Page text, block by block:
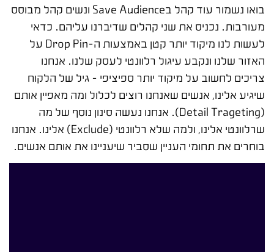
בואו נשמור עוד קהל בSave Audience ונשים קהל מבוסס
מעורבות. נכניס את שני קהלים שדיברנו עליהם. כדאי
לעשות לנו מיקוד יותר קטן באמצעות ה-Drop Pin על
האזור שלנו ונקבע עיגול רלוונטי לעסק שלנו. אנחנו
צריכים לחשוב על מיקוד יותר ספיציפי – גיל של הלקוח
שיגיע אלינו, אנשים שאנחנו רוצים לכלול ומה מאפיין אותם
(Detail Trageting). אנחנו נעשה סינון נוסף של מה
שרלוונטי אלינו, ולמה שלא רלוונטי (Exclude) אלינו. אנחנו
בוחרים את תחומי העניין שסביר שיעניינו את אותם אנשים.